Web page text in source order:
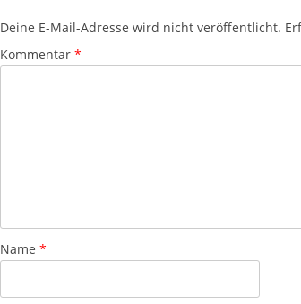
Deine E-Mail-Adresse wird nicht veröffentlicht.
Kommentar *
Name *